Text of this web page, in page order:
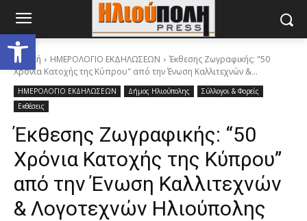
Ανοίξτε τη γραμμή εργαλείων
Αρχική ΗΜΕΡΟΛΟΓΙΟ ΕΚΔΗΛΩΣΕΩΝ
Έκθεσης Ζωγραφικής: "50
Χρόνια Κατοχής της Κύπρου" από την Ένωση Καλλιτεχνών &...
ΗΜΕΡΟΛΟΓΙΟ ΕΚΔΗΛΩΣΕΩΝ Δήμος Ηλιούπολης
Σύλλογοι & Φορείς
Εκθέσεις
Έκθεσης Ζωγραφικής: “50
Χρόνια Κατοχής της Κύπρου”
από την Ένωση Καλλιτεχνών
& Λογοτεχνών Ηλιούπολης